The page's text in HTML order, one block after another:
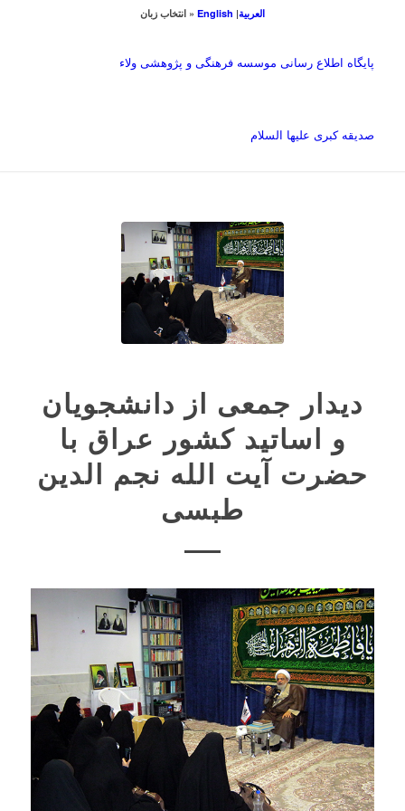
العربیة|
English « انتخاب زبان
پایگاه اطلاع رسانی موسسه فرهنگی و پژوهشی ولاء
صدیقه کبری علیها السلام
دیدار جمعی از دانشجویان
و اساتید کشور عراق با
حضرت آیت الله نجم الدین
طبسی